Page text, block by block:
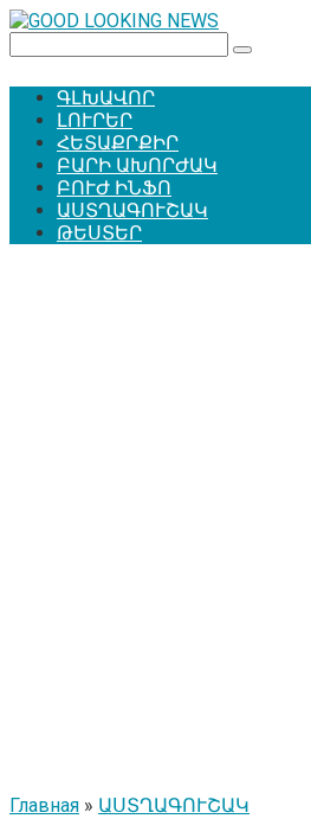
Перейти
контенту
ԳԼԽԱՎՈՐ
ԼՈՒՐԵՐ
ՀԵՏԱՔՐՔԻՐ
ԲԱՐԻ ԱԽՈՐԺԱԿ
ԲՈՒԺ ԻՆՖՈ
ԱՍՏՂԱԳՈՒՇԱԿ
ԹԵՍՏԵՐ
Главная » ԱՍՏՂԱԳՈՒՇԱԿ